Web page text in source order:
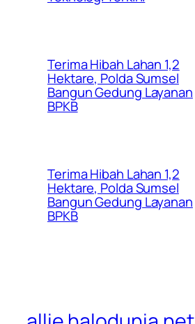
Terima Hibah Lahan 1,2
Hektare, Polda Sumsel
Bangun Gedung Layanan
BPKB
Terima Hibah Lahan 1,2
Hektare, Polda Sumsel
Bangun Gedung Layanan
BPKB